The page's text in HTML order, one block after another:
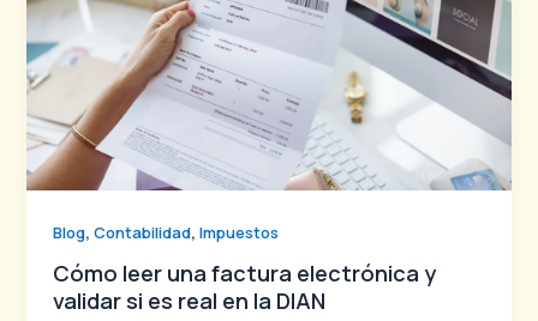
Blog,Contabilidad,Impuestos
Cómo leer una factura electrónica y
validar si es real en la DIAN